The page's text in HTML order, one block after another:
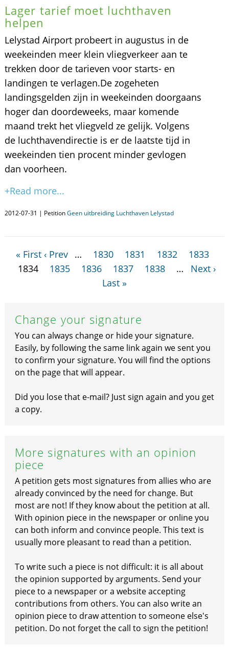
Lager tarief moet luchthaven
helpen
Lelystad Airport probeert in augustus in de
weekeinden meer klein vliegverkeer aan te
trekken door de tarieven voor starts- en
landingen te verlagen.De zogeheten
landingsgelden zijn in weekeinden doorgaans
hoger dan doordeweeks, maar komende
maand trekt het vliegveld ze gelijk. Volgens
de luchthavendirectie is er de laatste tijd in
weekeinden tien procent minder gevlogen
dan voorheen.
+Read more...
2012-07-31 | PetitionGeen uitbreiding Luchthaven Lelystad
« First ‹ Prev … 1830 1831 1832
1833
1834
1835 1836 1837 1838 …
Next ›
Last »
Change your signature
You can always change or hide your signature.
Easily, by following the same link again we sent you
to confirm your signature. You will find the options
on the page that will appear.
Did you lose that e-mail? Just sign again and you get
a copy.
More signatures with an opinion
piece
A petition gets most signatures from allies who are
already convinced by the need for change. But
most are not! If they know about the petition at all.
With opinion piece in the newspaper or online you
can both inform and convince people. This text is
usually more pleasant to read than a petition.
To write such a piece is not difficult: it is all about
the opinion supported by arguments. Send your
piece to a newspaper or a website accepting
contributions from others. You can also write an
opinion piece to draw attention to someone else's
petition. Do not forget the call to sign the petition!